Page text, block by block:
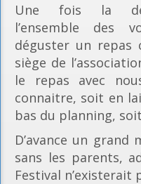
Une fois la
l’ensemble des
déguster un repas
siège de
le repas avec
connaitre, soit en
bas du planning,
D’avance un
sans les parents,
Festival n’existerait